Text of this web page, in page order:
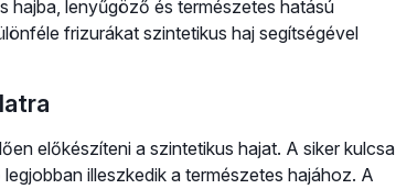
hajba, lenyűgöző és természetes hatású
frizurákat szintetikus haj segítségével
előkészíteni a szintetikus hajat. A siker kulcsa
illeszkedik a természetes hajához. A